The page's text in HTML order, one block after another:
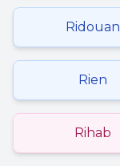
Ridouan
Rien
Rihab